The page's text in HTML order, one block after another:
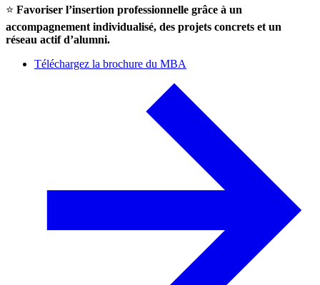
⭐ Favoriser l’insertion professionnelle grâce à un
accompagnement individualisé, des projets concrets et un
réseau actif d’alumni.
Téléchargez la brochure du MBA